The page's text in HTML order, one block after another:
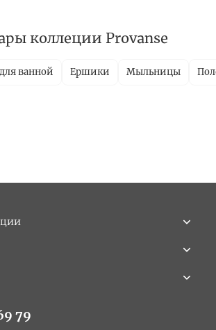
коллеции Provanse
ванной Ершики Мыльницы
79